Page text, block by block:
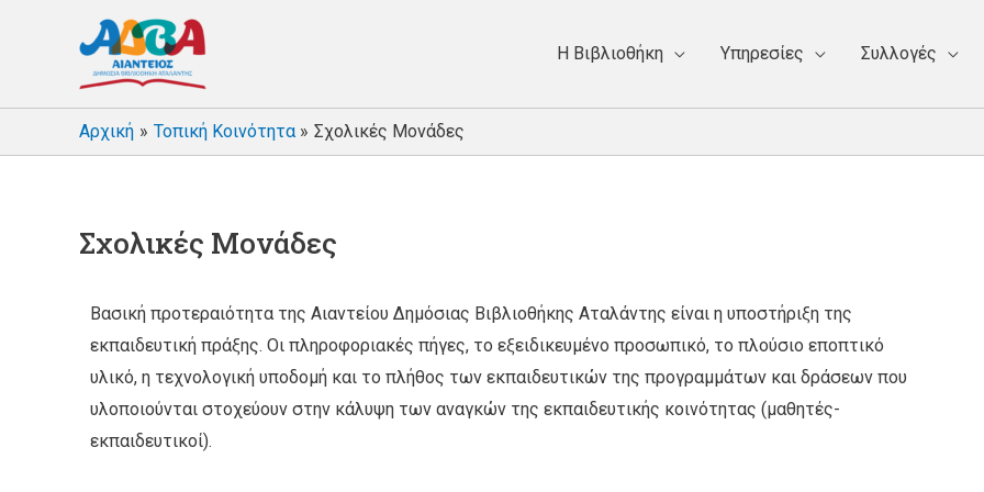
Η Bιβλιοθήκη Υπηρεσίες Συλλογές
Αρχική Τοπική Κοινότητα Σχολικές Μονάδες
Σχολικές Μονάδες
Βασική προτεραιότητα της Αιαντείου Δημόσιας Βιβλιοθήκης Αταλάντης είναι η υποστήριξη της
εκπαιδευτική πράξης. Οι πληροφοριακές πήγες, το εξειδικευμένο προσωπικό, το πλούσιο εποπτικό
υλικό, η τεχνολογική υποδομή και το πλήθος των εκπαιδευτικών της προγραμμάτων και δράσεων που
υλοποιούνται στοχεύουν στην κάλυψη των αναγκών της εκπαιδευτικής κοινότητας (μαθητές-
εκπαιδευτικοί).